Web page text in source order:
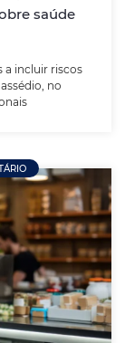
saúde
a incluir riscos
no
piso
de